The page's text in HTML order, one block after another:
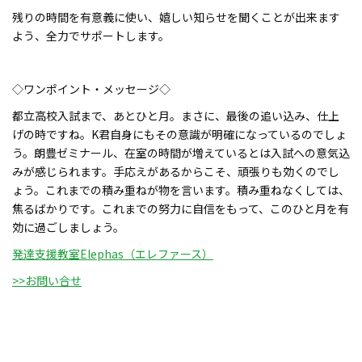
残りの時間を有意義に使い、嬉しい知らせを聞くことが出来ます
よう、全力でサポートします。
◇ワンポイント・メッセージ◇
都立高校入試まで、あとひと月。まさに、最後の追い込み、仕上
げの時ですね。K君自身にもその意識が明確になっているのでしょ
う。朗豊ゼミナール、在室の時間が増えているとは入試への意気込
みが感じられます。手応えがあるからこそ、頑張りも効くのでし
ょう。これまでの積み重ねが物を言います。積み重ねなくしては、
焦るばかりです。これまでの努力に自信をもって、このひと月を有
効に過ごしましょう。
発達支援教室Elephas（エレファース）
>>お問い合せ